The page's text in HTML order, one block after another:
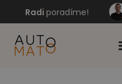
Radi poradíme!